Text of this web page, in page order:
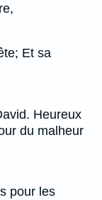
Et sa
Heureux
du malheur
pour les